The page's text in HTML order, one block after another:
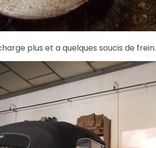
plus et a quelques soucis de frein.